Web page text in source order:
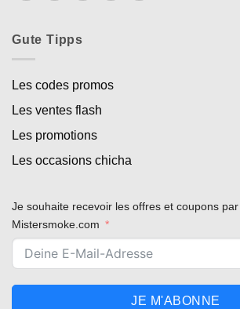
Gute Tipps
Les codes promos
Les ventes flash
Les promotions
Les occasions chicha
Je souhaite recevoir les offres et coupons
Mistersmoke.com
JE M'ABONNE